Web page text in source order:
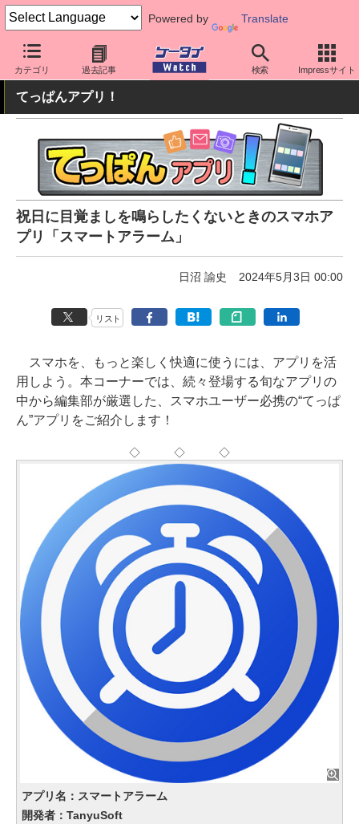
Powered by Translate
カテゴリ 過去記事 検索 Impressサイト
ケータイ Watch アプリ・サービス その他
てっぱんアプリ！
祝日に目覚ましを鳴らしたくないときのスマホア
プリ「スマートアラーム」
日沼 諭史 2024年5月3日 00:00
リスト
スマホを、もっと楽しく快適に使うには、アプリを活
用しよう。本コーナーでは、続々登場する旬なアプリの
中から編集部が厳選した、スマホユーザー必携の“てっぱ
ん”アプリをご紹介します！
◇ ◇ ◇
アプリ名：スマートアラーム
開発者：TanyuSoft